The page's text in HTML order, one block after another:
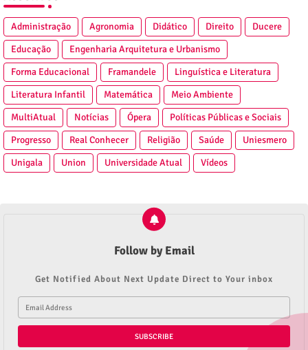
Administração Agronomia Didático Direito
Ducere
Educação
Engenharia Arquitetura e Urbanismo
Forma Educacional
Framandele
Linguística e Literatura
Literatura Infantil
Matemática
Meio Ambiente
MultiAtual
Notícias Ópera
Políticas Públicas e Sociais
Progresso
Real Conhecer Religião Saúde
Uniesmero
Unigala
Union Universidade Atual Vídeos
Follow by Email
Get Notified About Next Update Direct to Your inbox